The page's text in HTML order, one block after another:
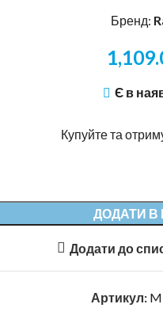
Бренд:
Є в
Купуйте та
ДОДАТИ В
Додати до
Артикул: